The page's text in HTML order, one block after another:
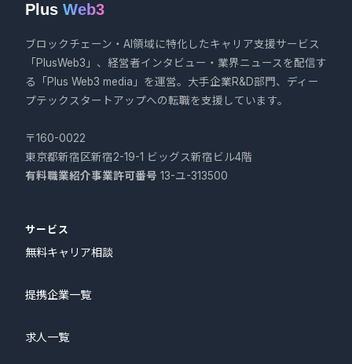
Plus Web3
ブロックチェーン・AI領域に特化したキャリア支援サービス
「PlusWeb3」、経営者インタビュー・業界ニュースを配信す
る「Plus Web3 media」を運営。大手企業R&D部門、ディー
プテックスタートアップへの転職を支援しています。
〒160-0022
東京都新宿区新宿2-19-1 ビッグス新宿ビル4階
有料職業紹介事業許可番号 13-ユ-313500
サービス
無料キャリア相談
提携企業一覧
求人一覧